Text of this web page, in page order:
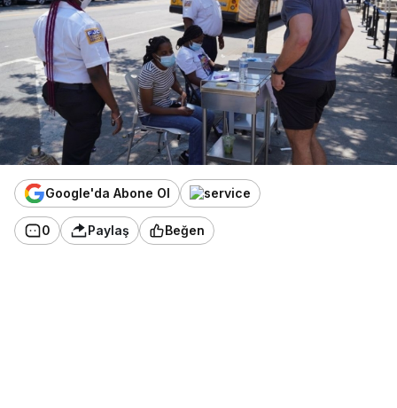
Google'da Abone Ol
0 Paylaş Beğen